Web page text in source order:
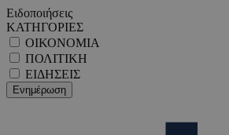
Ειδοποιήσεις
ΚΑΤΗΓΟΡΙΕΣ
ΟΙΚΟΝΟΜΙΑ
ΠΟΛΙΤΙΚΗ
ΕΙΔΗΣΕΙΣ